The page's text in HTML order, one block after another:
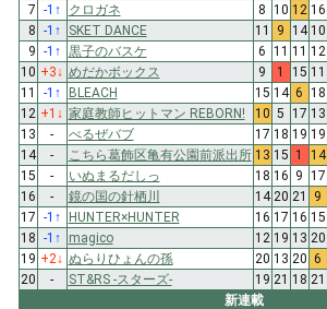
7 -1 ↑ クロガネ 8 10 12 16
8 -1 ↑ SKET DANCE 11 9 14 10
9 -1 ↑ 黒子のバスケ 6 11 11 12
10 +3↓ めだかボックス 9 1 15 11
11
-1 ↑ BLEACH 15 14 6 18
12 +1 ↓ 家庭教師ヒットマン REBORN! 10 5 17 13
13
- べるぜバブ 17 18 19 19
14
- こちら葛飾区亀有公園前派出所 13 15 1 14
15
- いぬまるだしっ 18 16 9 17
16
- 鏡の国の針栖川 14 20 21 9
17 -1 ↑ HUNTER×HUNTER 16 17 16 15
18 -1 ↑ magico 12 19 13 20
19 +2↓ ぬらりひょんの孫 20 13 20 6
20
- ST&RS -スターズ- 19 21 18 21
新連載